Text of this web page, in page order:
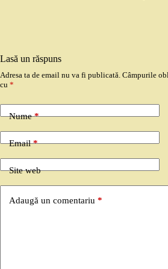
Lasă un răspuns
Adresa ta de email nu va fi publicată. Câmpurile
cu *
Nume*
Email*
Site web
Adaugă un comentariu *